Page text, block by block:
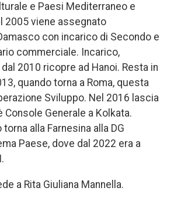
e Paesi Mediterraneo e
2005 viene assegnato
con incarico di Secondo e
commerciale. Incarico,
2010 ricopre ad Hanoi. Resta in
quando torna a Roma, questa
Sviluppo. Nel 2016 lascia
Console Generale a Kolkata.
alla Farnesina alla DG
Paese, dove dal 2022 era a
a Rita Giuliana Mannella.